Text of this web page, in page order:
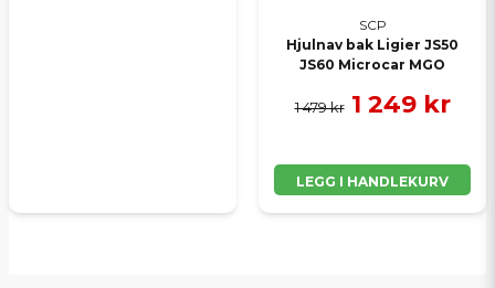
SCP
Hjulnav bak Ligier JS50
JS60 Microcar MGO
1 479 kr 1 249 kr
LEGG I HANDLEKURV